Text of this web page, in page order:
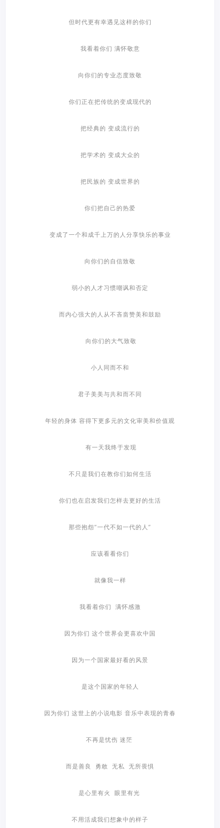
但时代更有幸遇见这样的你们
我看着你们 满怀敬意
向你们的专业态度致敬
你们正在把传统的变成现代的
把经典的 变成流行的
把学术的 变成大众的
把民族的 变成世界的
你们把自己的热爱
变成了一个和成千上万的人分享快乐的事业
向你们的自信致敬
弱小的人才习惯嘲讽和否定
而内心强大的人从不吝啬赞美和鼓励
向你们的大气致敬
小人同而不和
君子美美与共和而不同
年轻的身体 容得下更多元的文化审美和价值观
有一天我终于发现
不只是我们在教你们如何生活
你们也在启发我们怎样去更好的生活
那些抱怨“一代不如一代的人”
应该看看你们
就像我一样
我看着你们 满怀感激
因为你们 这个世界会更喜欢中国
因为一个国家最好看的风景
是这个国家的年轻人
因为你们 这世上的小说电影 音乐中表现的青春
不再是忧伤 迷茫
而是善良 勇敢 无私 无所畏惧
是心里有火 眼里有光
不用活成我们想象中的样子